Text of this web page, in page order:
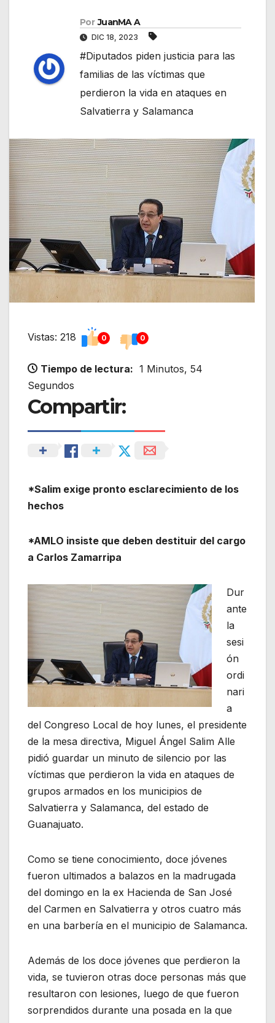
Por JuanMA A
DIC 18, 2023
#Diputados piden justicia para las
familias de las víctimas que
perdieron la vida en ataques en
Salvatierra y Salamanca
Vistas: 218 0 0
Tiempo de lectura: 1 Minutos, 54
Segundos
Compartir:
*Salim exige pronto esclarecimiento de los
hechos
*AMLO insiste que deben destituir del cargo
a Carlos Zamarripa
Dur
ante
la
sesi
ón
ordi
nari
a
del Congreso Local de hoy lunes, el presidente
de la mesa directiva, Miguel Ángel Salim Alle
pidió guardar un minuto de silencio por las
víctimas que perdieron la vida en ataques de
grupos armados en los municipios de
Salvatierra y Salamanca, del estado de
Guanajuato.
Como se tiene conocimiento, doce jóvenes
fueron ultimados a balazos en la madrugada
del domingo en la ex Hacienda de San José
del Carmen en Salvatierra y otros cuatro más
en una barbería en el municipio de Salamanca.
Además de los doce jóvenes que perdieron la
vida, se tuvieron otras doce personas más que
resultaron con lesiones, luego de que fueron
sorprendidos durante una posada en la que